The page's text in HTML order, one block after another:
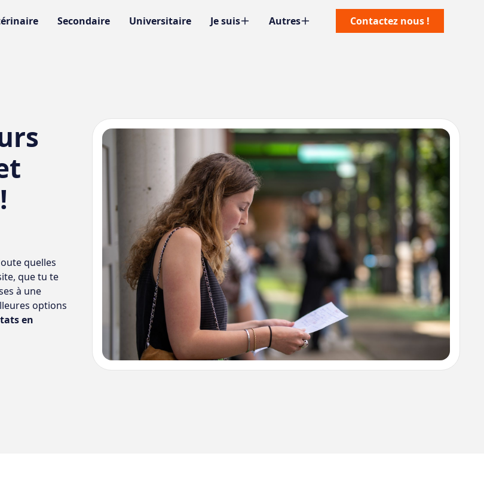
Secondaire Universitaire Je suis Autres Contactez nous !
quelles
que tu te
à une
options
en